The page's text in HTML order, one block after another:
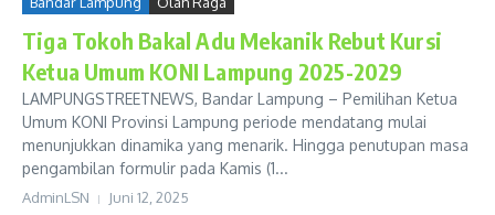
Tiga Tokoh Bakal Adu Mekanik Rebut Kursi
Ketua Umum KONI Lampung 2025-2029
LAMPUNGSTREETNEWS, Bandar Lampung – Pemilihan Ketua
Umum KONI Provinsi Lampung periode mendatang mulai
menunjukkan dinamika yang menarik. Hingga penutupan masa
pengambilan formulir pada Kamis (1...
AdminLSN Juni 12, 2025